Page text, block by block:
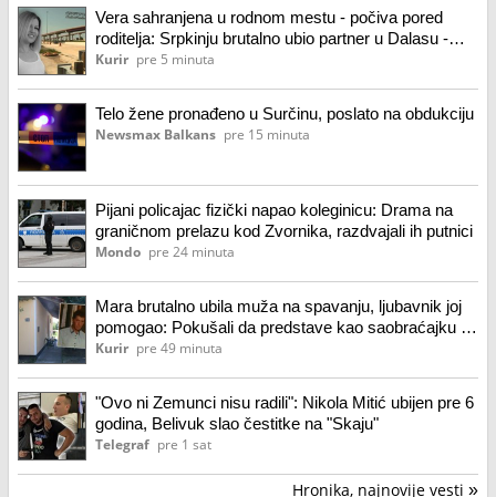
Vera sahranjena u rodnom mestu - počiva pored
roditelja: Srpkinju brutalno ubio partner u Dalasu -
udarao joj glavu o zid, a onda varikinom brisao
Kurir pre 5 minuta
Telo žene pronađeno u Surčinu, poslato na obdukciju
Newsmax Balkans pre 15 minuta
Pijani policajac fizički napao koleginicu: Drama na
graničnom prelazu kod Zvornika, razdvajali ih putnici
Mondo pre 24 minuta
Mara brutalno ubila muža na spavanju, ljubavnik joj
pomogao: Pokušali da predstave kao saobraćajku u
Staroj Pazovi, a evo kako je otkriveno da je Petar
Kurir pre 49 minuta
"Ovo ni Zemunci nisu radili": Nikola Mitić ubijen pre 6
godina, Belivuk slao čestitke na "Skaju"
Telegraf pre 1 sat
Hronika, najnovije vesti »